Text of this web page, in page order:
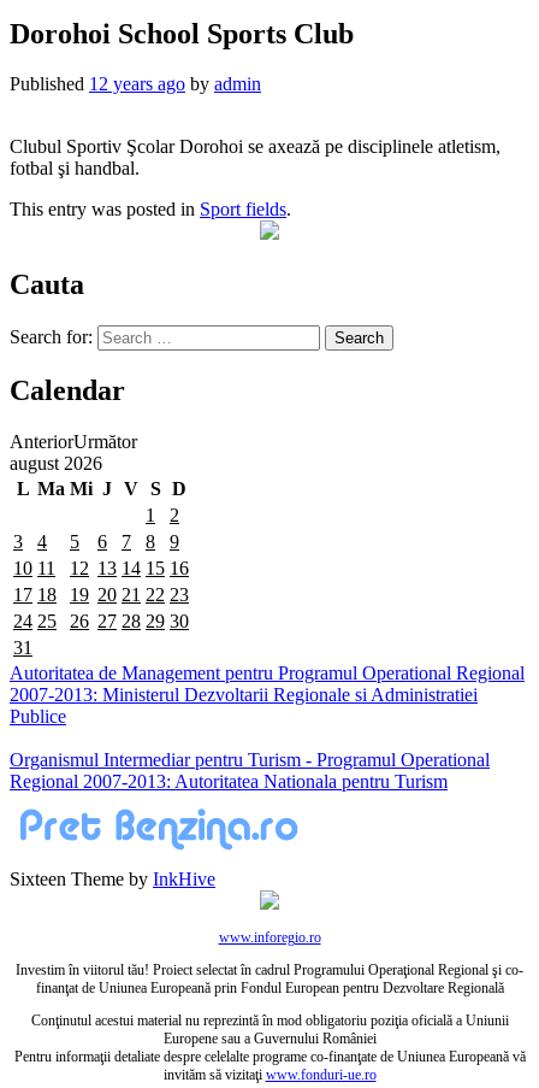
Dorohoi School Sports Club
Published 12 years ago by admin
Clubul Sportiv Şcolar Dorohoi se axează pe disciplinele atletism,
fotbal şi handbal.
This entry was posted in Sport fields.
Cauta
Search for:
Calendar
AnteriorUrmător
august 2026
L Ma Mi J V S D
1
2
3
4 5 6 7 8
9
10 11 12 13 14 15 16
17 18 19 20 21 22 23
24 25 26 27 28 29 30
31
Autoritatea de Management pentru Programul Operational Regional
2007-2013: Ministerul Dezvoltarii Regionale si Administratiei
Publice
Organismul Intermediar pentru Turism - Programul Operational
Regional 2007-2013: Autoritatea Nationala pentru Turism
Sixteen Theme by InkHive
www.inforegio.ro
Investim în viitorul tău! Proiect selectat în cadrul Programului Operaţional Regional şi co-
finanţat de Uniunea Europeană prin Fondul European pentru Dezvoltare Regională
Conţinutul acestui material nu reprezintă în mod obligatoriu poziţia oficială a Uniunii
Europene sau a Guvernului României
Pentru informaţii detaliate despre celelalte programe co-finanţate de Uniunea Europeană vă
invităm să vizitaţi www.fonduri-ue.ro